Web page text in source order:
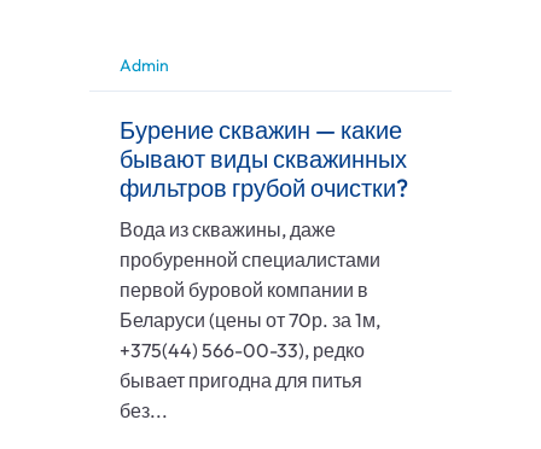
Admin
Бурение скважин — какие
бывают виды скважинных
фильтров грубой очистки?
Вода из скважины, даже
пробуренной специалистами
первой буровой компании в
Беларуси (цены от 70р. за 1м,
+375(44) 566-00-33), редко
бывает пригодна для питья
без...